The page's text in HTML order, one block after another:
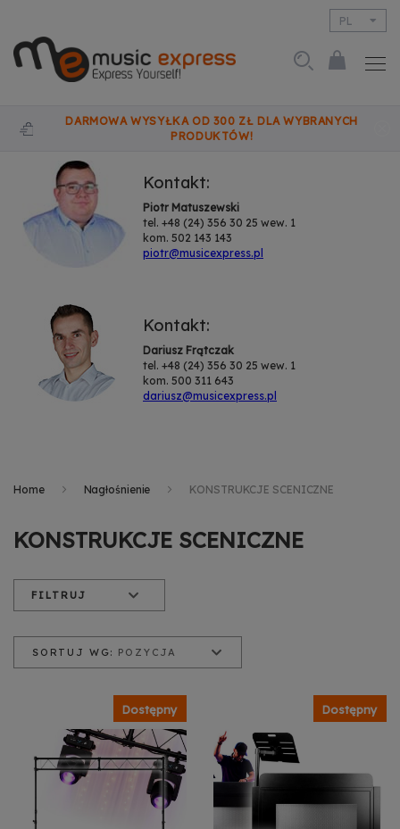
PL
DARMOWA WYSYŁKA OD 300 ZŁ DLA WYBRANYCH
PRODUKTÓW!
Kontakt:
Piotr Matuszewski
tel. +48 (24) 356 30 25 wew. 1
kom. 502 143 143
piotr@musicexpress.pl
Kontakt:
Dariusz Frątczak
tel. +48 (24) 356 30 25 wew. 1
kom. 500 311 643
dariusz@musicexpress.pl
Home Nagłośnienie KONSTRUKCJE SCENICZNE
SORTUJ WG: POZYCJA
Cena od najniższej
Cena od najwyższej
Dostępny Dostępny
KONSTRUKCJE SCENICZNE
FILTRUJ